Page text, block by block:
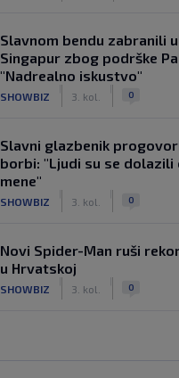
Slavnom bendu zabranili
Singapur zbog podrške
"Nadrealno iskustvo"
SHOWBIZ 3. kol. 0
Slavni glazbenik
borbi: "Ljudi su se
mene"
SHOWBIZ 3. kol. 0
Novi Spider-Man ruši
u Hrvatskoj
SHOWBIZ 3. kol. 0